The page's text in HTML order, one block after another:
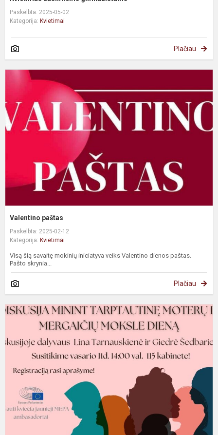
Paskelbta: 2025-05-02
Kategorija: Kvietimai
Plačiau
Valentino paštas
Paskelbta: 2025-02-12
Kategorija: Kvietimai
Visą šią savaitę mokinių iniciatyva veiks Valentino dienos paštas.
Pašto skrynia...
Plačiau